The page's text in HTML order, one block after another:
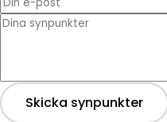
* Dina synpunkter
Skicka synpunkter